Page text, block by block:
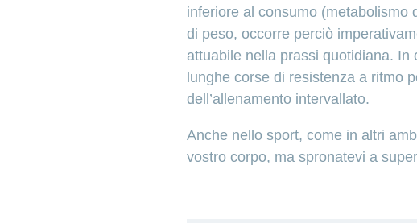
inferiore al consumo (metabolismo
di peso, occorre perciò
attuabile nella prassi quotidiana. In
lunghe corse di resistenza a ritmo
dell’allenamento intervallato.
Anche nello sport, come in altri
vostro corpo, ma spronatevi a